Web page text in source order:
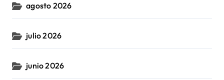
agosto 2026
julio 2026
junio 2026